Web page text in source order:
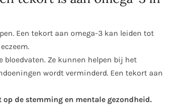
Een tekort aan omega-3 kan leiden tot
bloedvaten. Ze kunnen helpen bij het
wordt verminderd. Een tekort aan
de stemming en mentale gezondheid.